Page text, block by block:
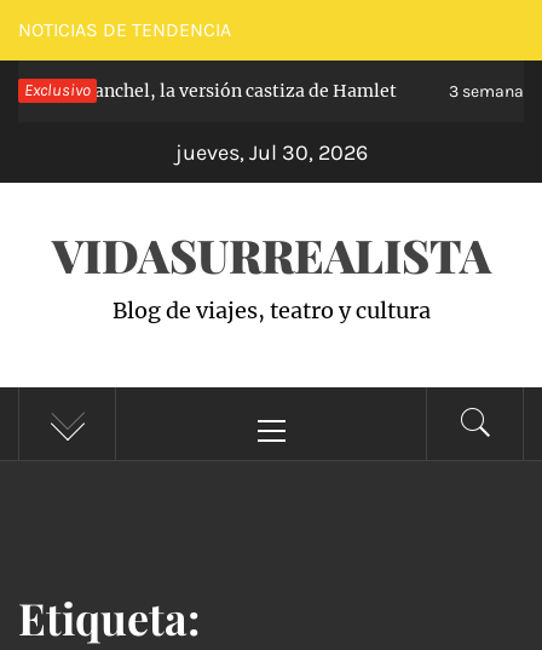
Saltar
al
contenido
NOTICIAS DE TENDENCIA
Exclusivo
Carabanchel, la versión castiza de Hamlet 3 semanas
jueves, Jul 30, 2026
VIDASURREALISTA
Blog de viajes, teatro y cultura
principal
Etiqueta: